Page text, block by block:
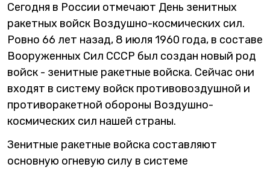
Сегодня в России отмечают День зенитных
ракетных войск Воздушно-космических сил.
Ровно 66 лет назад, 8 июля 1960 года, в составе
Вооруженных Сил СССР был создан новый род
войск - зенитные ракетные войска. Сейчас они
входят в систему войск противовоздушной и
противоракетной обороны Воздушно-
космических сил нашей страны.
Зенитные ракетные войска составляют
основную огневую силу в системе